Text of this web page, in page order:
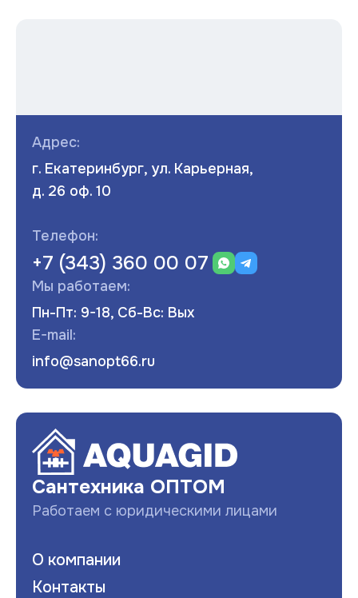
Адрес:
г. Екатеринбург, ул. Карьерная,
д. 26 оф. 10
Телефон:
+7 (343) 360 00 07
Мы работаем:
Пн-Пт: 9-18, Сб-Вс: Вых
E-mail:
info@sanopt66.ru
Сантехника ОПТОМ
Работаем с юридическими лицами
О компании
Контакты